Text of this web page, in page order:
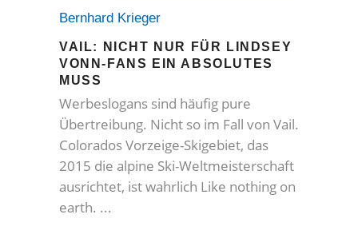
Bernhard Krieger
VAIL: NICHT NUR FÜR LINDSEY
VONN-FANS EIN ABSOLUTES
MUSS
Werbeslogans sind häufig pure
Übertreibung. Nicht so im Fall von Vail.
Colorados Vorzeige-Skigebiet, das
2015 die alpine Ski-Weltmeisterschaft
ausrichtet, ist wahrlich Like nothing on
earth.